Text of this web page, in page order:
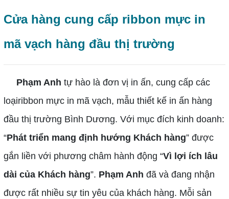
Cửa hàng cung cấp ribbon mực in
mã vạch hàng đầu thị trường
Phạm Anh tự hào là đơn vị in ấn, cung cấp các
loạiribbon mực in mã vạch, mẫu thiết kế in ấn hàng
đầu thị trường Bình Dương. Với mục đích kinh doanh:
“Phát triển mang định hướng Khách hàng” được
gắn liền với phương châm hành động “Vì lợi ích lâu
dài của Khách hàng”. Phạm Anh đã và đang nhận
được rất nhiều sự tin yêu của khách hàng. Mỗi sản